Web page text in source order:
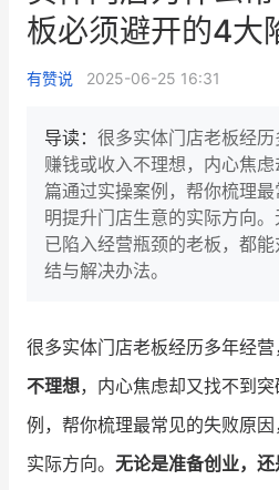
新零售大会 新零
增长产品指南
智库 产品
产品更新动态
品牌消费观
新零售资讯
培训课程
板必须避开的4大
有赞说 2025-06-25 16:31
导读： 很多实体门店老板经
赚钱或收入不理想，内心焦
篇通过实操案例，帮你梳理
明提升门店生意的实际方向
已陷入经营瓶颈的老板，都
结与解决办法。
很多实体门店老板经历多年经营
不理想，内心焦虑却又找不到
例，帮你梳理最常见的失败原
实际方向。 无论是准备创业，